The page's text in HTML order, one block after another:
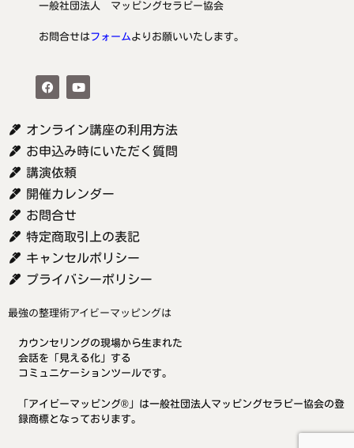
一般社団法人 マッピングセラピー協会
お問合せはフォームよりお願いいたします。
オンライン講座の利用方法
お申込み時にいただく質問
講演依頼
開催カレンダー
お問合せ
特定商取引上の表記
キャンセルポリシー
プライバシーポリシー
最強の整理術アイビーマッピングは
カウンセリングの現場から生まれた
会話を「見える化」する
コミュニケーションツールです。
「アイビーマッピング®」は一般社団法人マッピングセラピー協会の登
録商標となっております。